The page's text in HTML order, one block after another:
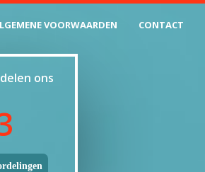
ons
VOORWAARDEN CONTACT